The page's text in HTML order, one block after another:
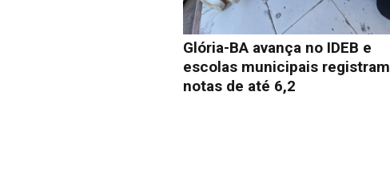
Glória-BA avança no IDEB e
escolas municipais registram
notas de até 6,2